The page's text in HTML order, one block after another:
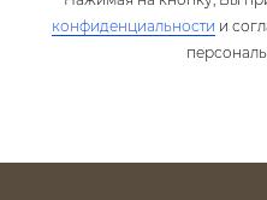
конфиденциальности и